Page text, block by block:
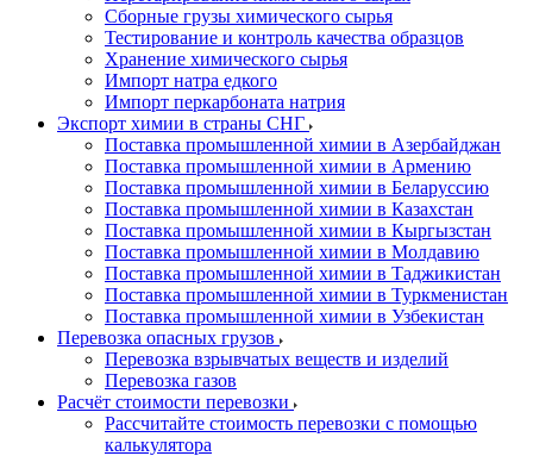
Сборные грузы химического сырья
Тестирование и контроль качества образцов
Хранение химического сырья
Импорт натра едкого
Импорт перкарбоната натрия
Экспорт химии в страны СНГ
Поставка промышленной химии в Азербайджан
Поставка промышленной химии в Армению
Поставка промышленной химии в Беларуссию
Поставка промышленной химии в Казахстан
Поставка промышленной химии в Кыргызстан
Поставка промышленной химии в Молдавию
Поставка промышленной химии в Таджикистан
Поставка промышленной химии в Туркменистан
Поставка промышленной химии в Узбекистан
Перевозка опасных грузов
Перевозка взрывчатых веществ и изделий
Перевозка газов
Расчёт стоимости перевозки
Рассчитайте стоимость перевозки с помощью
калькулятора